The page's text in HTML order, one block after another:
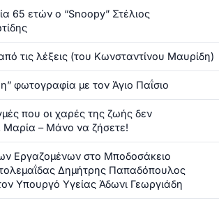
65 ετών ο “Snoopy” Στέλιος
τις λέξεις (του Κωνσταντίνου Μαυρίδη)
φωτογραφία με τον Άγιο Παΐσιο
που οι χαρές της ζωής δεν
Μαρία – Μάνο να ζήσετε!
Εργαζομένων στο Μποδοσάκειο
Δημήτρης Παπαδόπουλος
Υπουργό Υγείας Άδωνι Γεωργιάδη